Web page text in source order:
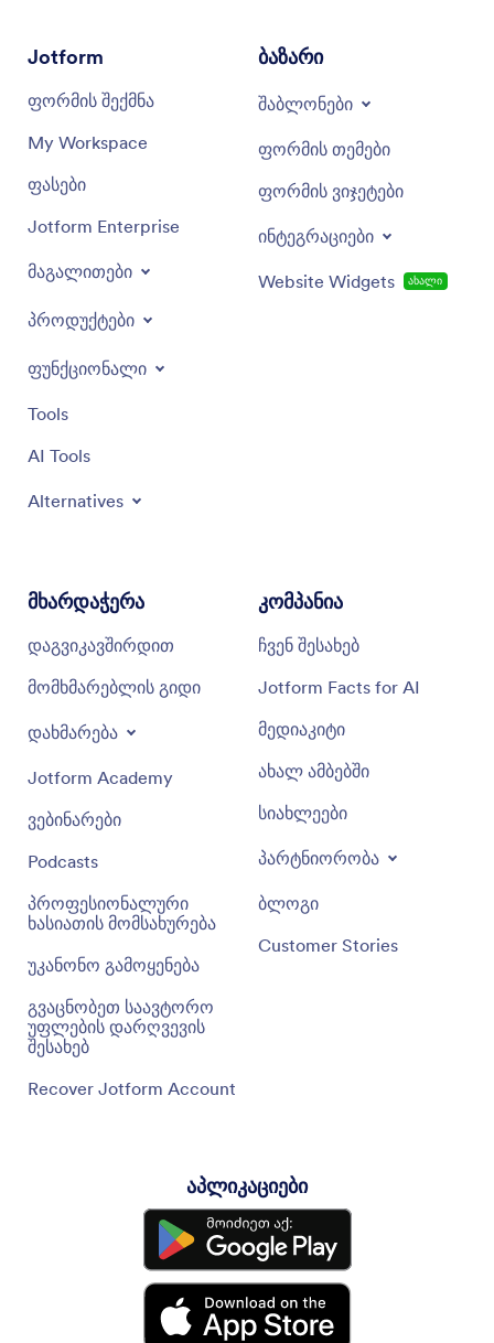
Jotform
ფორმის შექმნა
My Workspace
ფასები
Jotform Enterprise
მაგალითები
პროდუქტები
ფუნქციონალი
Tools
AI Tools
Alternatives
ბაზარი
შაბლონები
ფორმის თემები
ფორმის ვიჯეტები
ინტეგრაციები
Website Widgets ახალი
მხარდაჭერა
დაგვიკავშირდით
მომხმარებლის გიდი
დახმარება
Jotform Academy
ვებინარები
Podcasts
პროფესიონალური
ხასიათის მომსახურება
უკანონო გამოყენება
გვაცნობეთ საავტორო
უფლების დარღვევის
შესახებ
Recover Jotform Account
კომპანია
ჩვენ შესახებ
Jotform Facts for AI
მედიაკიტი
ახალ ამბებში
სიახლეები
პარტნიორობა
ბლოგი
Customer Stories
აპლიკაციები